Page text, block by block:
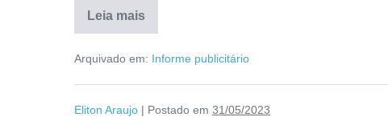
Leia mais
Arquivado em: Informe publicitário
Eliton Araujo | Postado em 31/05/2023